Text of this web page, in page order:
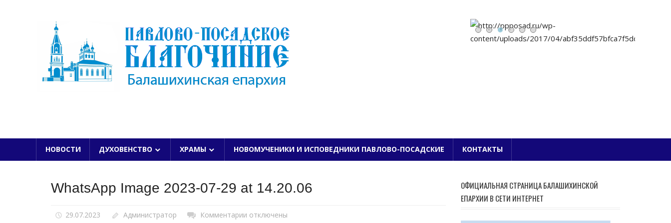
ПАВЛОВО-ПОСАДСКОЕ БЛАГОЧИНИЕ
НОВОСТИ ДУХОВЕНСТВО ХРАМЫ НОВОМУЧЕНИКИ И ИСПОВЕДНИКИ ПАВЛОВО-ПОСАДСКИЕ КОНТАКТЫ
WhatsApp Image 2023-07-29 at 14.20.06
29.07.2023 Администратор Комментарии котключены
ОФИЦИАЛЬНАЯ СТРАНИЦА БАЛАШИХИНСКОЙ
ЕПАРХИИ В СЕТИ ИНТЕРНЕТ